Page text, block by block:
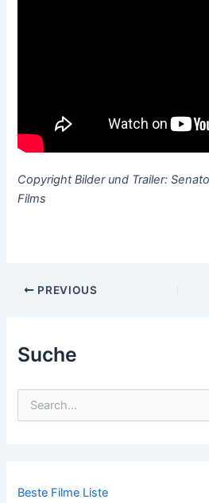
Suche
n
Beste Filme Liste
Copyright Bilder und Trailer:
Films
Post
PREVIOUS